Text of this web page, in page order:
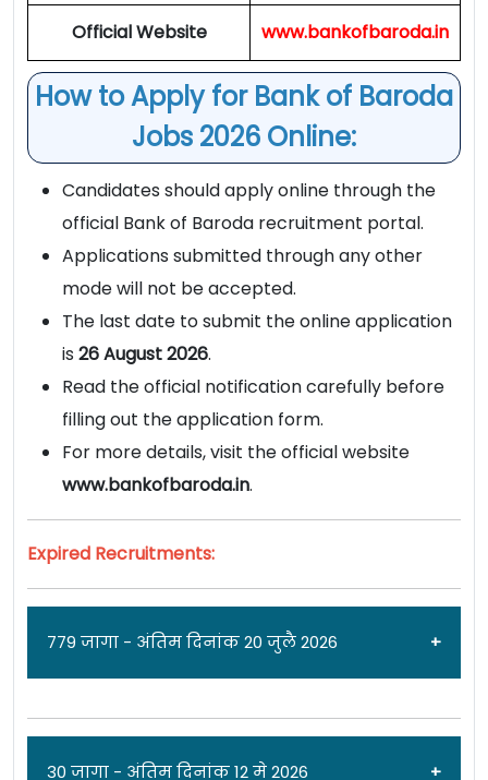
Official Website www.bankofbaroda.in
How to Apply for Bank of Baroda
Jobs 2026 Online:
Candidates should apply online through the
official Bank of Baroda recruitment portal.
Applications submitted through any other
mode will not be accepted.
The last date to submit the online application
is 26 August 2026.
Read the official notification carefully before
filling out the application form.
For more details, visit the official website
www.bankofbaroda.in.
Expired Recruitments:
779 जागा - अंतिम दिनांक 20 जुलै 2026
जाहिरात दिनांक: 01/07/26
30 जागा - अंतिम दिनांक 12 मे 2026